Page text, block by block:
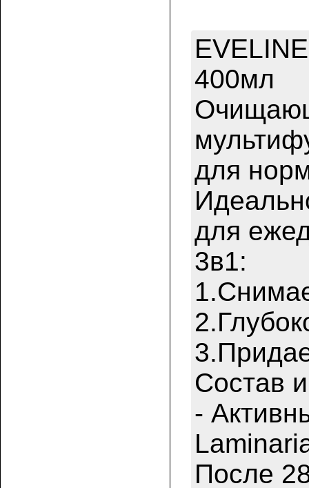
400мл
для
для
3в1:
Состав
-
После